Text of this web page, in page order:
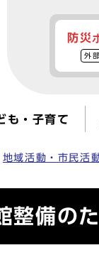
防災
外
も・子育て
地域活動・市民活
整備の